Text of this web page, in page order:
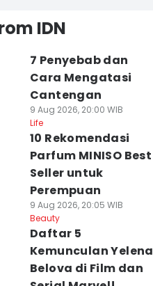
IDN
7 Penyebab dan
Cara Mengatasi
Cantengan
9 Aug 2026, 20:00 WIB
Life
10 Rekomendasi
Parfum MINISO Best
Seller untuk
Perempuan
9 Aug 2026, 20:05 WIB
Beauty
Daftar 5
Kemunculan Yelena
Belova di Film dan